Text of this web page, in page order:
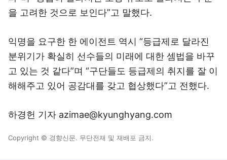
을 고려한 것으로 보인다”고 말했다.
익명을 요구한 한 에이전트 역시 “등급제로 달라진
분위기가 확실히 선수들의 미래에 대한 셈법을 바꾸
고 있는 것 같다”며 “구단들도 등급제의 취지를 잘 이
해해주고 있어 공감대를 갖고 협상했다”고 전했다.
하경헌 기자 azimae@kyunghyang.com
Copyright © 경향신문. 무단전재 및 재배포 금지.